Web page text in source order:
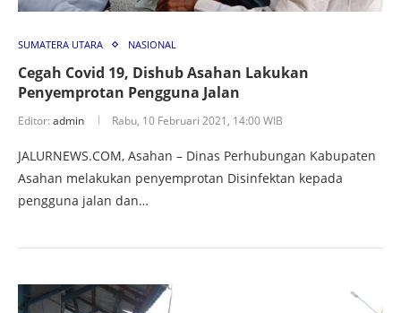
SUMATERA UTARA NASIONAL
Cegah Covid 19, Dishub Asahan Lakukan
Penyemprotan Pengguna Jalan
Editor: admin Rabu, 10 Februari 2021, 14:00 WIB
JALURNEWS.COM, Asahan – Dinas Perhubungan Kabupaten
Asahan melakukan penyemprotan Disinfektan kepada
pengguna jalan dan…